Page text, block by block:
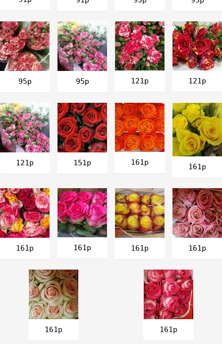
95р 95р 121р 121р
121р 151р 161р 161р
161р 161р 161р 161р
161р 161р